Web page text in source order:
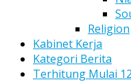
Religion
Kabinet Kerja
Kategori Berita
Terhitung Mulai